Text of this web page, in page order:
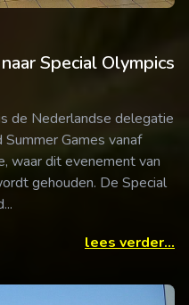
Special Olympics
de Nederlandse delegatie
Games vanaf
waar dit evenement van
gehouden. De Special
lees verder...